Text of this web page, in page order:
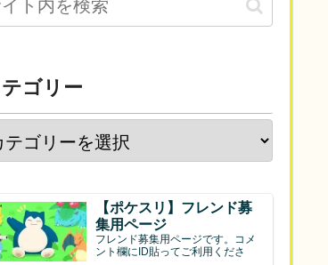
ゴリー
【ポケスリ】フレンド募
集用ページ
フレンド募集用ページです。コメ
ント欄にID貼ってご利用くださ